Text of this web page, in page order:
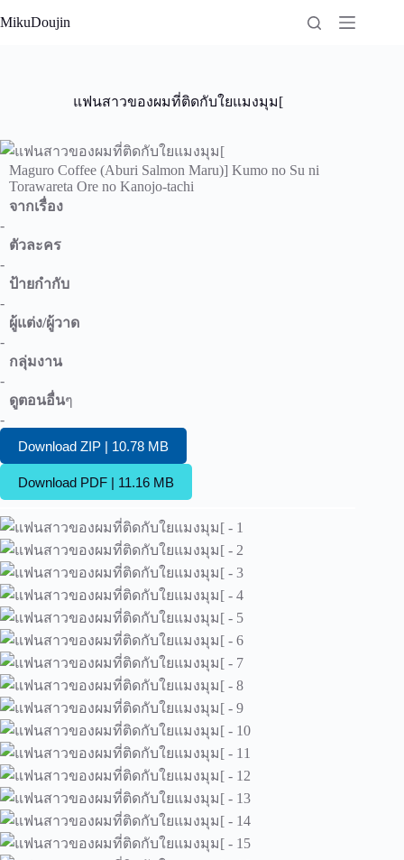
to
MikuDoujin
แฟนสาวของผมที่ติดกับใยแมงมุม[
Maguro Coffee (Aburi Salmon Maru)] Kumo no Su ni
Torawareta Ore no Kanojo-tachi
จากเรื่อง
-
ตัวละคร
-
ป้ายกำกับ
-
ผู้แต่ง/ผู้วาด
-
กลุ่มงาน
-
ดูตอนอื่นๆ
-
Download ZIP | 10.78 MB
Download PDF | 11.16 MB